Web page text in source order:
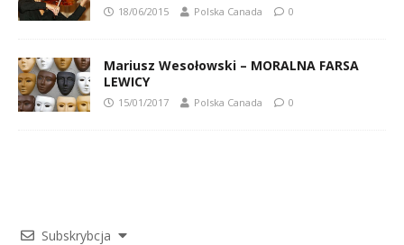
18/06/2015 Polska Canada 0
Mariusz Wesołowski – MORALNA FARSA
LEWICY
15/01/2017 Polska Canada 0
Subskrybcja